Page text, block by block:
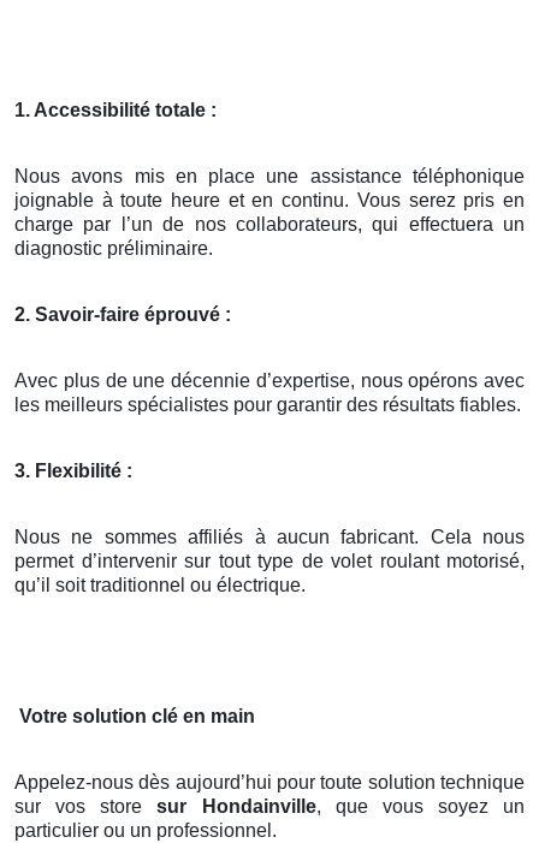
1. Accessibilité totale :
Nous avons mis en place une assistance téléphonique
joignable à toute heure et en continu. Vous serez pris en
charge par l’un de nos collaborateurs, qui effectuera un
diagnostic préliminaire.
2. Savoir-faire éprouvé :
Avec plus de une décennie d’expertise, nous opérons avec
les meilleurs spécialistes pour garantir des résultats fiables.
3. Flexibilité :
Nous ne sommes affiliés à aucun fabricant. Cela nous
permet d’intervenir sur tout type de volet roulant motorisé,
qu’il soit traditionnel ou électrique.
Votre solution clé en main
Appelez-nous dès aujourd’hui pour toute solution technique
sur vos storesur Hondainville, que vous soyez un
particulier ou un professionnel.